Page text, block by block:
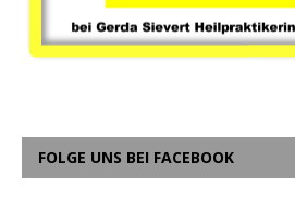
FOLGE UNS BEI FACEBOOK